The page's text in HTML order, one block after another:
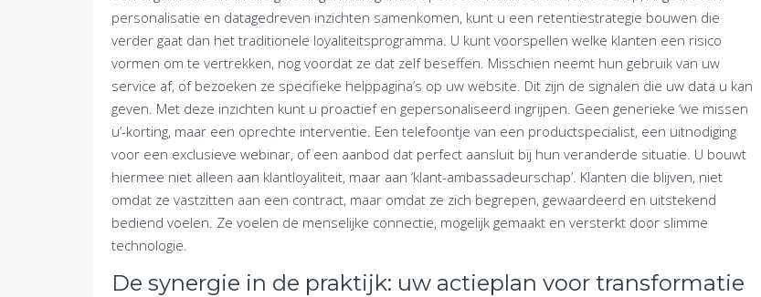
personalisatie en datagedreven inzichten samenkomen, kunt u een retentiestrategie bouwen die
verder gaat dan het traditionele loyaliteitsprogramma. U kunt voorspellen welke klanten een risico
vormen om te vertrekken, nog voordat ze dat zelf beseffen. Misschien neemt hun gebruik van uw
service af, of bezoeken ze specifieke helppagina’s op uw website. Dit zijn de signalen die uw data u kan
geven. Met deze inzichten kunt u proactief en gepersonaliseerd ingrijpen. Geen generieke ‘we missen
u’-korting, maar een oprechte interventie. Een telefoontje van een productspecialist, een uitnodiging
voor een exclusieve webinar, of een aanbod dat perfect aansluit bij hun veranderde situatie. U bouwt
hiermee niet alleen aan klantloyaliteit, maar aan ‘klant-ambassadeurschap’. Klanten die blijven, niet
omdat ze vastzitten aan een contract, maar omdat ze zich begrepen, gewaardeerd en uitstekend
bediend voelen. Ze voelen de menselijke connectie, mogelijk gemaakt en versterkt door slimme
technologie.
De synergie in de praktijk: uw actieplan voor transformatie